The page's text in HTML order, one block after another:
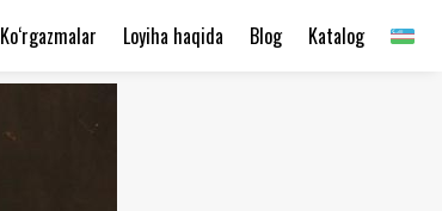
Katalog
Blog
Loyiha haqida
Ko‘rgazmalar